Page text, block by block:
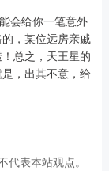
会给你一笔意外
，某位远房亲戚
总之，天王星的
，出其不意，给
表本站观点。